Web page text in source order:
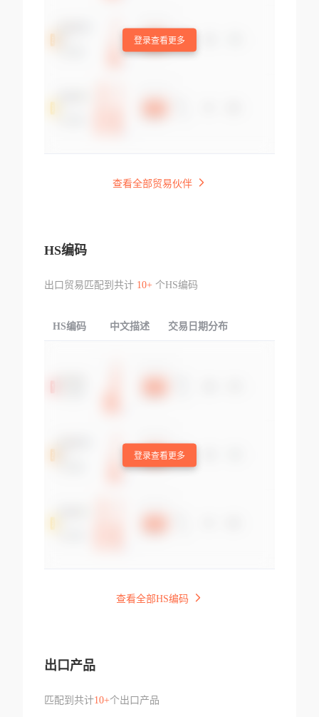
登录查看更多
查看全部贸易伙伴
HS编码
出口贸易匹配到共计 10+个HS编码
HS编码 中文描述 交易日期分布
登录查看更多
查看全部HS编码
出口产品
匹配到共计10+个出口产品